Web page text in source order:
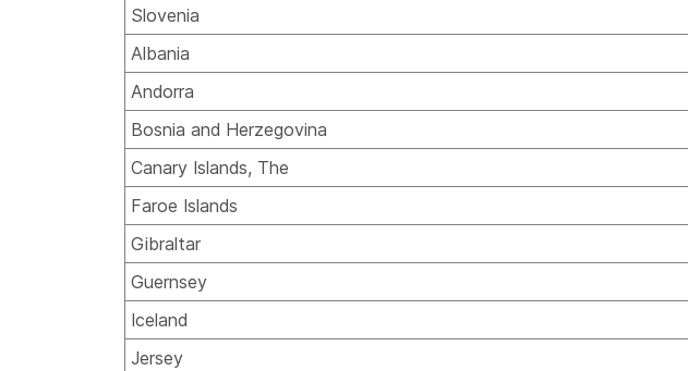
Slovenia
Albania
Andorra
Bosnia and Herzegovina
Canary Islands, The
Faroe Islands
Gibraltar
Guernsey
Iceland
Jersey